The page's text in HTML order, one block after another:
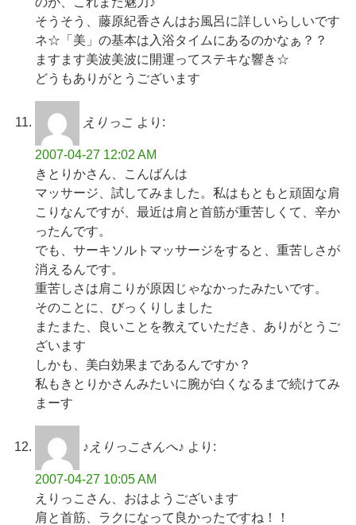
そうそう、藤原紀香さんはお風呂に詳しいらしいです
ネ☆「美」の基本は入浴タイムにあるのかなぁ？？
ますます美波美波に開運ってステキな響き☆
どうもありがとうございます
えりっこ より:
2007-04-27 12:02 AM
きとりかさん、こんばんは
マッサージ、試してみました。私はもともと頑固な肩
こりなんですが、最近は肩と首筋が重苦しくて、辛か
ったんです。
でも、サーキソルトマッサージをすると、重苦しさが
消えるんです。
重苦しさは肩こりが原因じゃなかったみたいです。
そのことに、びっくりしました
またまた、良いことを教えていただき、ありがとうご
ざいます
しかも、美白効果まであるんですか？
私もきとりかさんみたいに腕が白くなるまで続けてみ
まーす
♪えりっこさんへ♪ より:
2007-04-27 10:05 AM
えりっこさん、おはようございます
肩と首筋、ラクになって良かったですね！！